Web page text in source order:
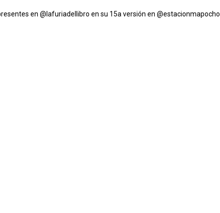
en @lafuriadellibro en su 15a versión en @estacionmapocho